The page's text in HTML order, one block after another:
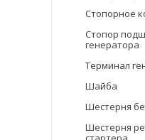
Стопорное
Стопор
генератора
Терминал
Шайба
Шестерня
Шестерня